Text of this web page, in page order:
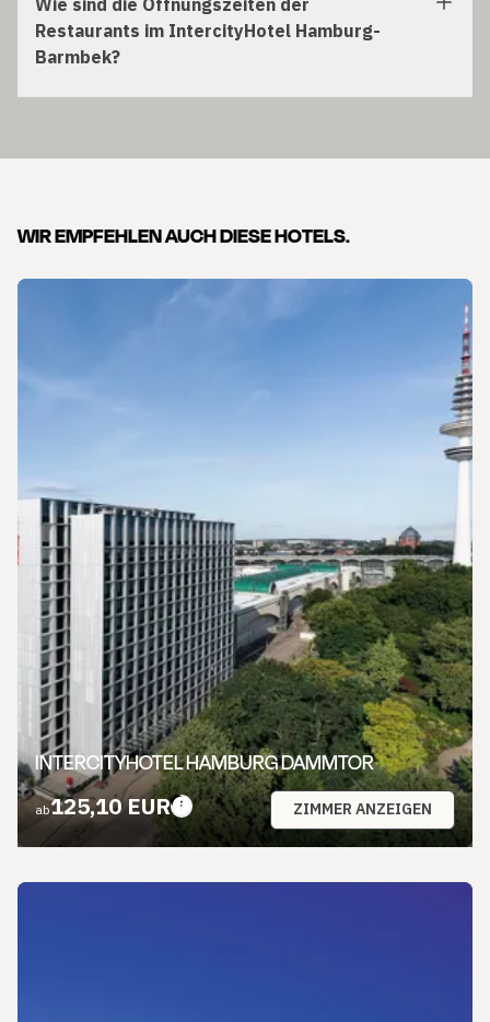
Restaurants im IntercityHotel Hamburg-
Barmbek?
WIR EMPFEHLEN AUCH DIESE HOTELS.
INTERCITYHOTEL HAMBURG DAMMTOR
ab125,10 EUR ZIMMER ANZEIGEN